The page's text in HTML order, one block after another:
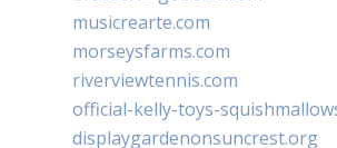
musicrearte.com
morseysfarms.com
riverviewtennis.com
official-kelly-toys-
displaygardenonsuncrest.org